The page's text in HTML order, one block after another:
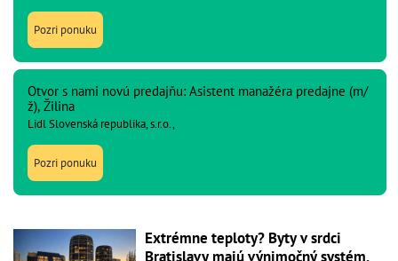
Pozri ponuku
Otvor s nami novú predajňu: Asistent manažéra predajne (m/
ž), Žilina
Lidl Slovenská republika, s.r.o.,
Pozri ponuku
Extrémne teploty? Byty v srdci
Bratislavy majú výnimočný systém,